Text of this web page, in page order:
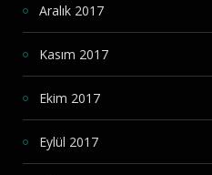
Aralık 2017
Kasım 2017
Ekim 2017
Eylül 2017